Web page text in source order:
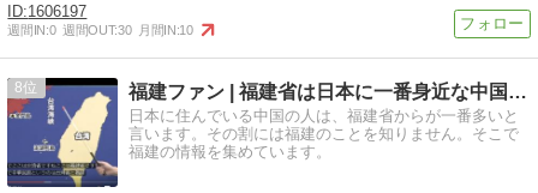
1606197
週間IN:0 週間OUT:30 月間IN:10
8 福建ファン | 福建省は日本に一番身近な中国です。
日本に住んでいる中国の人は、福建省からが一番多いと
言います。その割には福建のことを知りません。そこで
福建の情報を集めています。